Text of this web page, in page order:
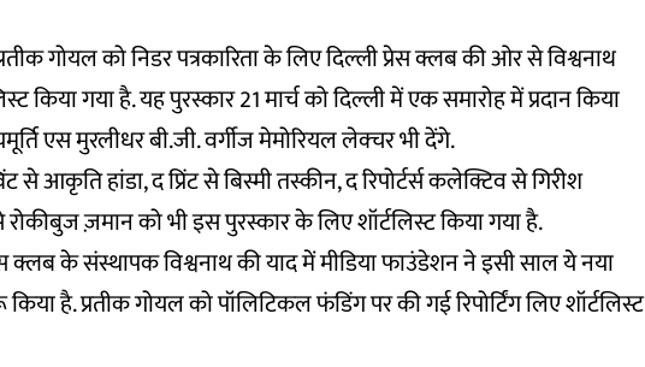
गोयल को निडर पत्रकारिता के लिए दिल्ली प्रेस क्लब की ओर से विश्वनाथ
किया गया है. यह पुरस्कार 21 मार्च को दिल्ली में एक समारोह में प्रदान किया
एस मुरलीधर बी.जी. वर्गीज मेमोरियल लेक्चर भी देंगे.
से आकृति हांडा, द प्रिंट से बिस्मी तस्कीन, द रिपोर्टर्स कलेक्टिव से गिरीश
ज़मान को भी इस पुरस्कार के लिए शॉर्टलिस्ट किया गया है.
क्लब के संस्थापक विश्वनाथ की याद में मीडिया फाउंडेशन ने इसी साल ये नया
किया है. प्रतीक गोयल को पॉलिटिकल फंडिंग पर की गई रिपोर्टिंग लिए शॉर्टलिस्ट